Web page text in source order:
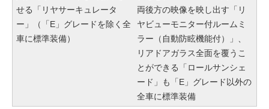
せる「リヤサーキュレータ
ー」（「E」グレードを除く全
車に標準装備）
両後方の映像を映し出す「リ
ヤビューモニター付ルームミ
ラー（自動防眩機能付）」、
リアドアガラス全面を覆うこ
とができる「ロールサンシェ
ード」も「E」グレード以外の
全車に標準装備